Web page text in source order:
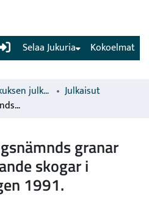
(current) Kokoelmat
Selaa Jukuria
Luonnonvarakeskuksen julkaisut
Julkaisut
Österbottens skogsnämnds granar och grandominerande skogar i riksskogstaxeringen 1991.
granar
skogar i
1991.